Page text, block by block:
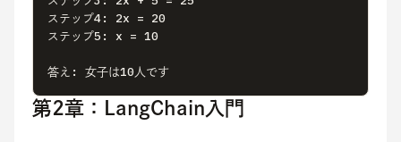
ステップ4: 2x = 20
ステップ5: x = 10
答え: 女子は10人です
第2章：LangChain入門